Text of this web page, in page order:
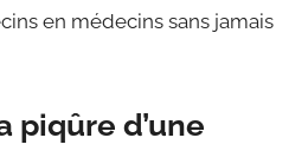
en médecins sans jamais
piqûre d’une